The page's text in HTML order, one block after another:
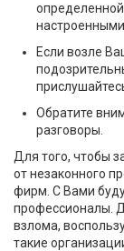
Если возле
Обратите
разговоры.
Для того, чтобы
от незаконного
фирм. С Вами
профессионалы.
взлома,
такие